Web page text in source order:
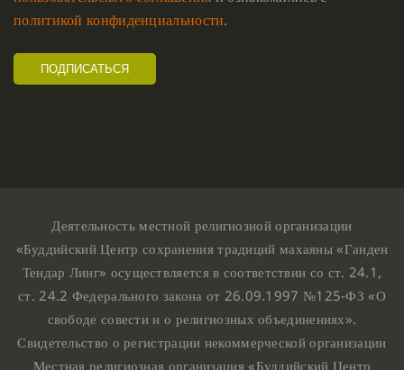
политикой конфиденциальности.
Деятельность местной религиозной организации
«Буддийский Центр сохранения традиций махаяны «Ганден
Тендар Линг» осуществляется в соответствии со ст. 24.1,
ст. 24.2 Федерального закона от 26.09.1997 №125-ФЗ «О
свободе совести и о религиозных объединениях».
Свидетельство о регистрации некоммерческой организации
Местная религиозная организация «Буддийский Центр